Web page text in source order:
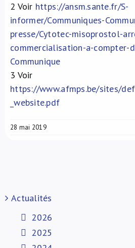
2 Voir https://ansm.sante.fr/S-
informer/Communiques-
presse/Cytotec-misoprostol-
commercialisation-a-compter-
Communique
3 Voir
https://www.afmps.be/sites/
_website.pdf
28 mai 2019
Actualités
2026
2025